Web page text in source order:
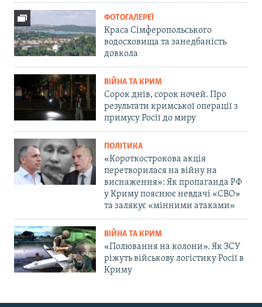
ФОТОГАЛЕРЕЇ
Краса Сімферопольського
водосховища та занедбаність
довкола
ВІЙНА ТА КРИМ
Сорок днів, сорок ночей. Про
результати кримської операції з
примусу Росії до миру
ПОЛІТИКА
«Короткострокова акція
перетворилася на війну на
виснаження»: Як пропаганда РФ
у Криму пояснює невдачі «СВО»
та залякує «мінними атаками»
ВІЙНА ТА КРИМ
«Полювання на колони». Як ЗСУ
ріжуть військову логістику Росії в
Криму